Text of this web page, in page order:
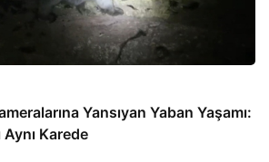
Yansıyan Yaban Yaşamı:
Karede